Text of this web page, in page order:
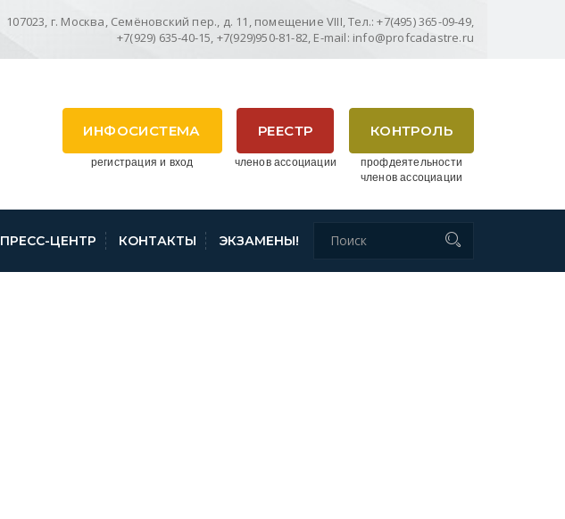
107023, г. Москва, Семёновский пер., д. 11, помещение VIII, Тел.: +7(495) 365-09-49,
+7(929) 635-40-15, +7(929)950-81-82, E-mail: info@profcadastre.ru
КОНТРОЛЬ
профдеятельности
членов ассоциации
РЕЕСТР
членов ассоциации
ИНФОСИСТЕМА
регистрация и вход
ПРЕСС-ЦЕНТР КОНТАКТЫ ЭКЗАМЕНЫ!